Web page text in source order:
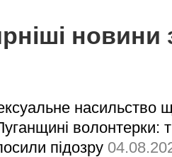
новини
насильство
волонтерки:
підозру